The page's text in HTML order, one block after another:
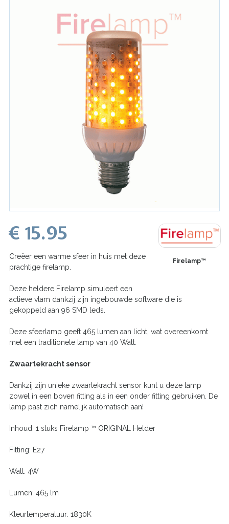
Firelamp™
€ 15.95
Creëer een warme sfeer in huis met deze
prachtige firelamp.
Deze heldere Firelamp simuleert een
actieve vlam dankzij zijn ingebouwde software die is
gekoppeld aan 96 SMD leds.
Deze sfeerlamp geeft 465 lumen aan licht, wat overeenkomt
met een traditionele lamp van 40 Watt.
Zwaartekracht sensor
Dankzij zijn unieke zwaartekracht sensor kunt u deze lamp
zowel in een boven fitting als in een onder fitting gebruiken. De
lamp past zich namelijk automatisch aan!
Inhoud: 1 stuks Firelamp ™ ORIGINAL Helder
Fitting: E27
Watt: 4W
Lumen: 465 lm
Kleurtemperatuur: 1830K